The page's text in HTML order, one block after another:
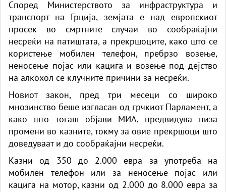
Според Министерството за инфраструктура и
транспорт на Грција, земјата е над европскиот
просек во смртните случаи во сообраќајни
несреќи на патиштата, а прекршоците, како што се
користење мобилен телефон, пребрзо возење,
неносење појас или кацига и возење под дејство
на алкохол се клучните причини за несреќи.
Новиот закон, пред три месеци со широко
мнозинство беше изгласан од грчкиот Парламент, а
како што тогаш објави МИА, предвидува низа
промени во казните, токму за овие прекршоци што
доведуваат и до сообраќајни несреќи.
Казни од 350 до 2.000 евра за употреба на
мобилен телефон или за неносење појас или
кацига на мотор, казни од 2.000 до 8.000 евра за